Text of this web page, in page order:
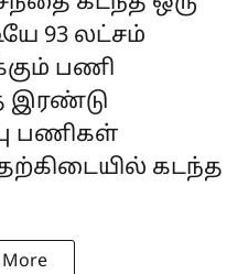
93 லட்சம்
பணி
இரண்டு
பணிகள்
கடந்த
More